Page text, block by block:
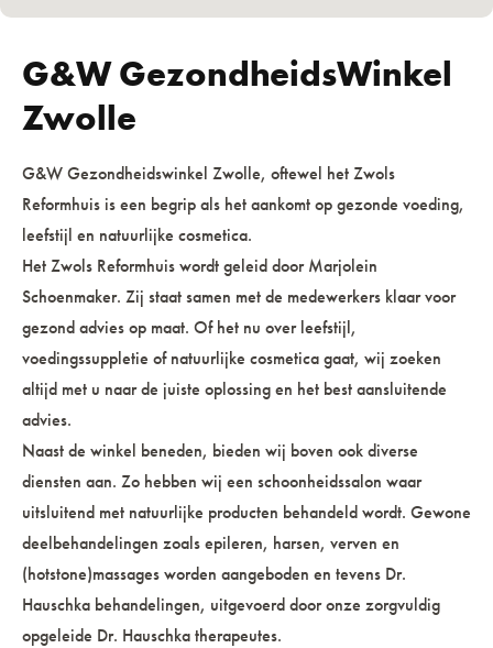
G&W GezondheidsWinkel
Zwolle
G&W Gezondheidswinkel Zwolle, oftewel het Zwols
Reformhuis is een begrip als het aankomt op gezonde voeding,
leefstijl en natuurlijke cosmetica.
Het Zwols Reformhuis wordt geleid door Marjolein
Schoenmaker. Zij staat samen met de medewerkers klaar voor
gezond advies op maat. Of het nu over leefstijl,
voedingssuppletie of natuurlijke cosmetica gaat, wij zoeken
altijd met u naar de juiste oplossing en het best aansluitende
advies.
Naast de winkel beneden, bieden wij boven ook diverse
diensten aan. Zo hebben wij een schoonheidssalon waar
uitsluitend met natuurlijke producten behandeld wordt. Gewone
deelbehandelingen zoals epileren, harsen, verven en
(hotstone)massages worden aangeboden en tevens Dr.
Hauschka behandelingen, uitgevoerd door onze zorgvuldig
opgeleide Dr. Hauschka therapeutes.